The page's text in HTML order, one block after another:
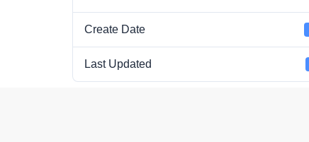
Create Date
Last Updated